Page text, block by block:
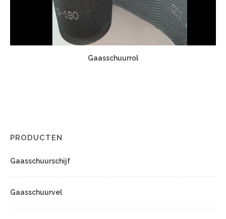
Gaasschuurrol
PRODUCTEN
Gaasschuurschijf
Gaasschuurvel